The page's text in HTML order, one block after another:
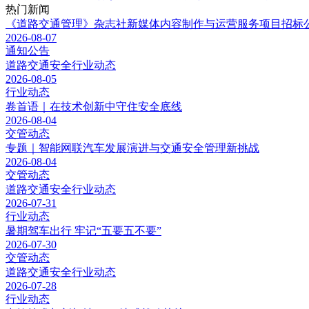
热门新闻
《道路交通管理》杂志社新媒体内容制作与运营服务项目招标
2026-08-07
通知公告
道路交通安全行业动态
2026-08-05
行业动态
卷首语｜在技术创新中守住安全底线
2026-08-04
交管动态
专题｜​智能网联汽车发展演进与交通安全管理新挑战
2026-08-04
交管动态
道路交通安全行业动态
2026-07-31
行业动态
暑期驾车出行 牢记“五要五不要”
2026-07-30
交管动态
道路交通安全行业动态
2026-07-28
行业动态